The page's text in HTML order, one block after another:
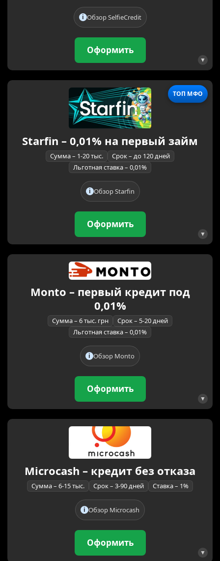
Обзор SelfieCredit
Оформить
ТОП МФО
Starfin – 0,01% на первый займ
Сумма – 1-20 тыс.
Срок – до 120 дней
Льготная ставка – 0,01%
Обзор Starfin
Оформить
Monto – первый кредит под
0,01%
Сумма – 6 тыс. грн
Срок – 5-20 дней
Льготная ставка – 0,01%
Обзор Monto
Оформить
Microcash – кредит без отказа
Сумма – 6-15 тыс. Срок – 3-90 дней Ставка – 1%
Обзор Microcash
Оформить